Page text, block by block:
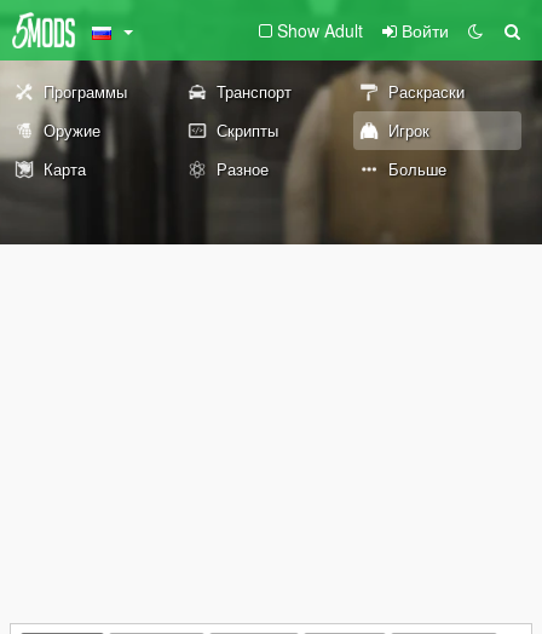
Show Adult Войти
Программы Транспорт
Раскраски
Оружие
Скрипты
Игрок
Карта
Разное Больше